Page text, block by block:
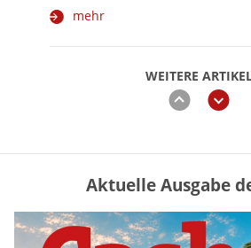
WEITEREzurück
mehr
Vermieter-Zutritt:
die Wohnung öffnen
mehr
Aktuelle Ausgabe